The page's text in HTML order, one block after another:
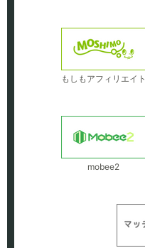
もしもアフィリエイト
mobee2